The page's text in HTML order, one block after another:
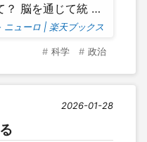
？ 脳を通じて統 …
ニューロ | 楽天ブックス
科学 政治
2026-01-28